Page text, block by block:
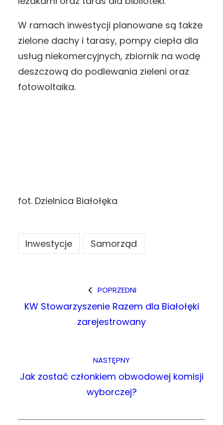
W ramach inwestycji planowane są także
zielone dachy i tarasy, pompy ciepła dla
usług niekomercyjnych, zbiornik na wodę
deszczową do podlewania zieleni oraz
fotowoltaika.
fot. Dzielnica Białołęka
Inwestycje Samorząd
POPRZEDNI
KW Stowarzyszenie Razem dla Białołęki
zarejestrowany
NASTĘPNY
Jak zostać członkiem obwodowej komisji
wyborczej?